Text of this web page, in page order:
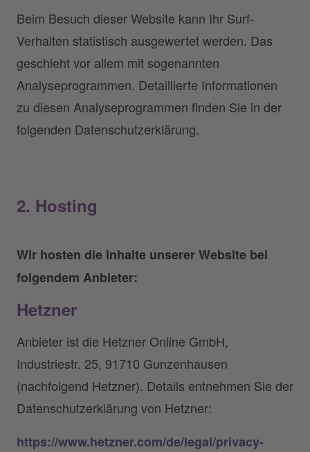
Beim Besuch dieser Website kann Ihr Surf-
Verhalten statistisch ausgewertet werden. Das
geschieht vor allem mit sogenannten
Analyseprogrammen. Detaillierte Informationen
zu diesen Analyseprogrammen finden Sie in der
folgenden Datenschutzerklärung.
2. Hosting
Wir hosten die Inhalte unserer Website bei
folgendem Anbieter:
Hetzner
Anbieter ist die Hetzner Online GmbH,
Industriestr. 25, 91710 Gunzenhausen
(nachfolgend Hetzner). Details entnehmen Sie der
Datenschutzerklärung von Hetzner:
https://www.hetzner.com/de/legal/privacy-